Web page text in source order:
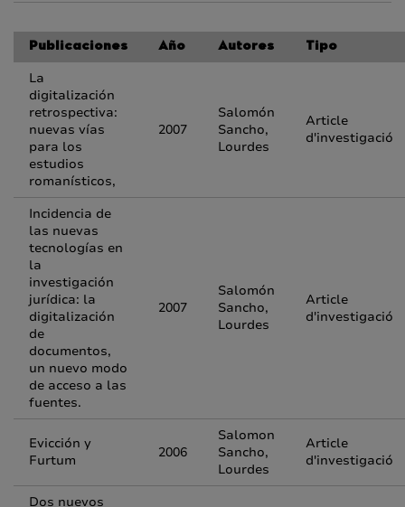
Publicaciones Año Autores Tipo
La
digitalización
retrospectiva:
nuevas vías
para los
estudios
romanísticos,
2007
Salomón
Sancho,
Lourdes
Article
d'investigació
Incidencia de
las nuevas
tecnologías en
la
investigación
jurídica: la
digitalización
de
documentos,
un nuevo modo
de acceso a las
fuentes.
2007
Salomón
Sancho,
Lourdes
Article
d'investigació
Evicción y
Furtum
2006
Salomon
Sancho,
Lourdes
Article
d'investigació
Dos nuevos